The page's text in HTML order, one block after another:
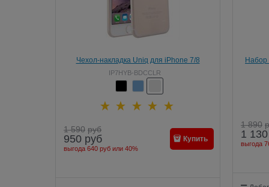
Чехол-накладка Uniq для iPhone 7/8
Bodycon Clear (Цвет: Прозрачный)
IP7HYB-BDCCLR
1 590 руб
950 руб
выгода 640 руб или 40%
Купить
Набор
Jelly
1 890
1 130
выгода